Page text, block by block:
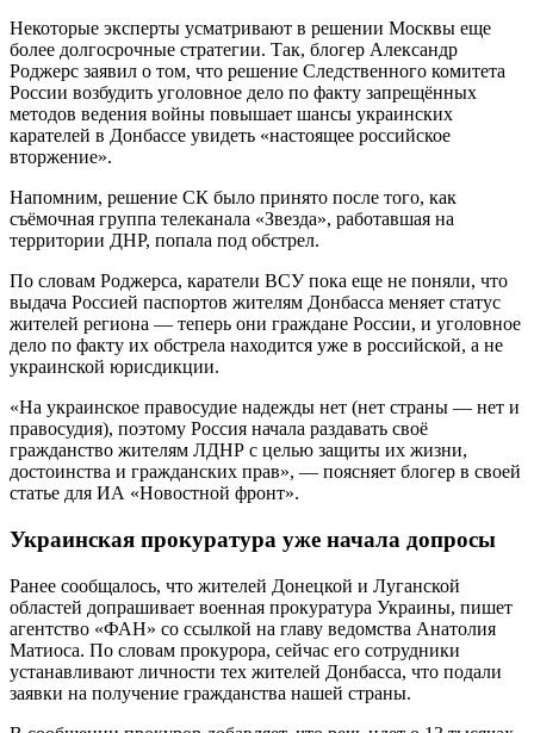
Некоторые эксперты усматривают в решении Москвы еще
более долгосрочные стратегии. Так, блогер Александр
Роджерс заявил о том, что решение Следственного комитета
России возбудить уголовное дело по факту запрещённых
методов ведения войны повышает шансы украинских
карателей в Донбассе увидеть «настоящее российское
вторжение».
Напомним, решение СК было принято после того, как
съёмочная группа телеканала «Звезда», работавшая на
территории ДНР, попала под обстрел.
По словам Роджерса, каратели ВСУ пока еще не поняли, что
выдача Россией паспортов жителям Донбасса меняет статус
жителей региона — теперь они граждане России, и уголовное
дело по факту их обстрела находится уже в российской, а не
украинской юрисдикции.
«На украинское правосудие надежды нет (нет страны — нет и
правосудия), поэтому Россия начала раздавать своё
гражданство жителям ЛДНР с целью защиты их жизни,
достоинства и гражданских прав», — поясняет блогер в своей
статье для ИА «Новостной фронт».
Украинская прокуратура уже начала допросы
Ранее сообщалось, что жителей Донецкой и Луганской
областей допрашивает военная прокуратура Украины, пишет
агентство «ФАН» со ссылкой на главу ведомства Анатолия
Матиоса. По словам прокурора, сейчас его сотрудники
устанавливают личности тех жителей Донбасса, что подали
заявки на получение гражданства нашей страны.